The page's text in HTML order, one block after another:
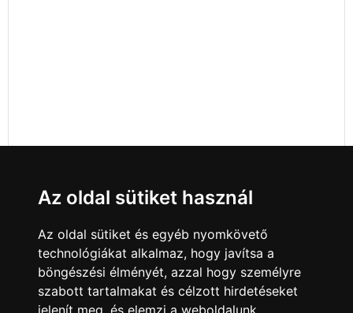
Az oldal sütiket használ
Az oldal sütiket és egyéb nyomkövető
technológiákat alkalmaz, hogy javítsa a
böngészési élményét, azzal hogy személyre
szabott tartalmakat és célzott hirdetéseket
jelenít meg, és elemzi a weboldalunk